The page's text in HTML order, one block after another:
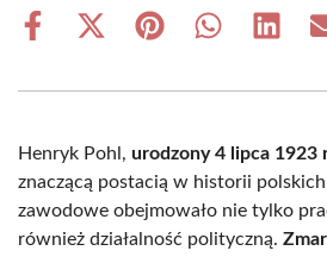
Share
Share
(Twitter)
Share Share Share
Henryk Pohl, urodzony 4 lipca 1923
znaczącą postacią w historii
zawodowe obejmowało nie tylko
również działalność polityczną.